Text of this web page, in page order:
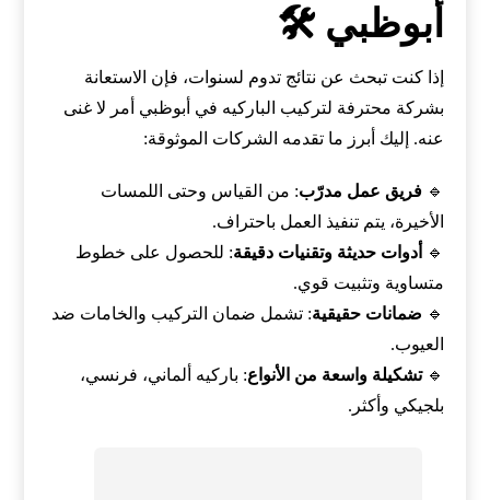
أبوظبي 🛠️
إذا كنت تبحث عن نتائج تدوم لسنوات، فإن الاستعانة
بشركة محترفة لتركيب الباركيه في أبوظبي أمر لا غنى
عنه. إليك أبرز ما تقدمه الشركات الموثوقة:
🔹فريق عمل مدرّب: من القياس وحتى اللمسات
الأخيرة، يتم تنفيذ العمل باحتراف.
🔹
أدوات حديثة وتقنيات دقيقة: للحصول على خطوط
متساوية وتثبيت قوي.
🔹 ضمانات حقيقية: تشمل ضمان التركيب والخامات ضد
العيوب.
🔹تشكيلة واسعة من الأنواع: باركيه ألماني، فرنسي،
بلجيكي وأكثر.